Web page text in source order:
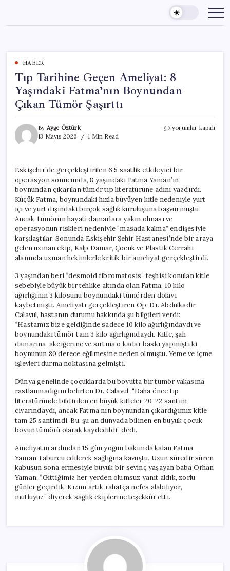
content
HABER
Tıp Tarihine Geçen Ameliyat: 8
Yaşındaki Fatma’nın Boynundan
Çıkan Tümör Şaşırttı
By Ayşe Öztürk
13 Mayıs 2026
1 Min Read
Tıp
Yaşındaki
Fatma’nın
Boynundan
Çıkan
Tümör
Şaşırttı
için
yorumlar kapalı
Eskişehir’de gerçekleştirilen 6,5 saatlik etkileyici bir
operasyon sonucunda, 8 yaşındaki Fatma Yaman’ın
boynundan çıkarılan tümör tıp literatürüne adını yazdırdı.
Küçük Fatma, boynundaki hızla büyüyen kitle nedeniyle yurt
içi ve yurt dışındaki birçok sağlık kuruluşuna başvurmuştu.
Ancak, tümörün hayati damarlara yakın olması ve
operasyonun riskleri nedeniyle “masada kalma” endişesiyle
karşılaştılar. Sonunda Eskişehir Şehir Hastanesi’nde bir araya
gelen uzman ekip, Kalp Damar, Çocuk ve Plastik Cerrahi
alanında uzman hekimlerle kritik bir ameliyat gerçekleştirdi.
3 yaşından beri “desmoid fibromatosis” teşhisi konulan kitle
sebebiyle büyük bir tehlike altında olan Fatma, 10 kilo
ağırlığının 3 kilosunu boynundaki tümörden dolayı
kaybetmişti. Ameliyatı gerçekleştiren Op. Dr. Abdulkadir
Calavul, hastanın durumu hakkında şu bilgileri verdi:
“Hastamız bize geldiğinde sadece 10 kilo ağırlığındaydı ve
boynundaki tümör tam 3 kilo ağırlığındaydı. Kitle, şah
damarına, akciğerine ve sırtına o kadar baskı yapmıştı ki,
boynunun 80 derece eğilmesine neden olmuştu. Yeme ve içme
işlevleri durma noktasına gelmişti.”
Dünya genelinde çocuklarda bu boyutta bir tümör vakasına
rastlanmadığını belirten Dr. Calavul, “Daha önce tıp
literatüründe bildirilen en büyük kitleler 20-22 santim
civarındaydı, ancak Fatma’nın boynundan çıkardığımız kitle
tam 25 santimdi. Bu, şu an dünyada bilinen en büyük çocuk
boyun tümörü olarak kaydedildi” dedi.
Ameliyatın ardından 15 gün yoğun bakımda kalan Fatma
Yaman, taburcu edilerek sağlığına kavuştu. Uzun süredir süren
kabusun sona ermesiyle büyük bir sevinç yaşayan baba Orhan
Yaman, “Gittiğimiz her yerden olumsuz yanıt aldık, zorlu
günler geçirdik. Kızım artık rahatça nefes alabiliyor,
mutluyuz” diyerek sağlık ekiplerine teşekkür etti.